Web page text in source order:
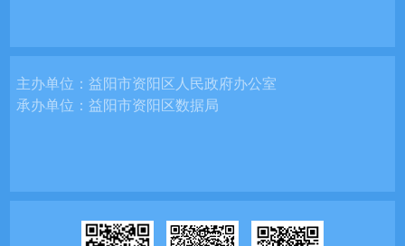
主办单位：益阳市资阳区人民政府办公室
承办单位：益阳市资阳区数据局